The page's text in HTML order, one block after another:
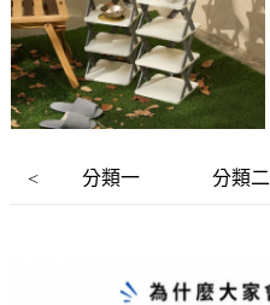
< 分類一 分類二